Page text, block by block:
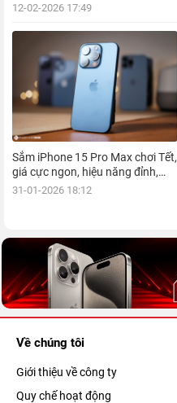
12-02-2026 17:49
Sắm iPhone 15 Pro Max chơi Tết,
giá cực ngon, hiệu năng đỉnh,
kèm nhiều ưu đãi, mua ngay!
31-01-2026 18:12
Về chúng tôi
Giới thiệu về công ty
Quy chế hoạt động